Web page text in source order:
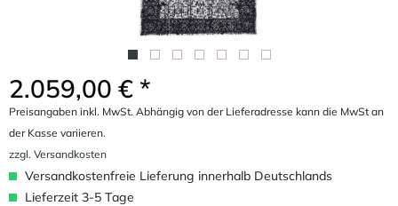
2.059,00 € *
Preisangaben inkl. MwSt. Abhängig von der Lieferadresse kann die MwSt an
der Kasse variieren.
zzgl. Versandkosten
Versandkostenfreie Lieferung innerhalb Deutschlands
Lieferzeit 3-5 Tage